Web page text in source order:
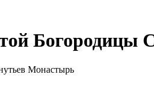
Монастырь